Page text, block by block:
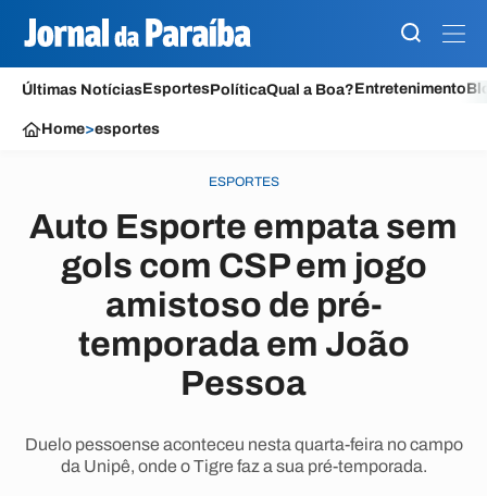
Últimas NotíciasEsportesPolíticaQual a Boa?Entretenimento
Home>esportes
ESPORTES
Auto Esporte empata sem
gols com CSP em jogo
amistoso de pré-
temporada em João
Pessoa
Duelo pessoense aconteceu nesta quarta-feira no campo
da Unipê, onde o Tigre faz a sua pré-temporada.